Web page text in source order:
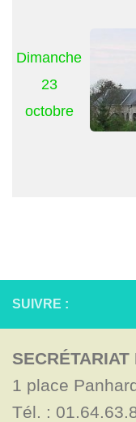
Dimanche
23
octobre
SUIVRE :
1 place
Tél. :